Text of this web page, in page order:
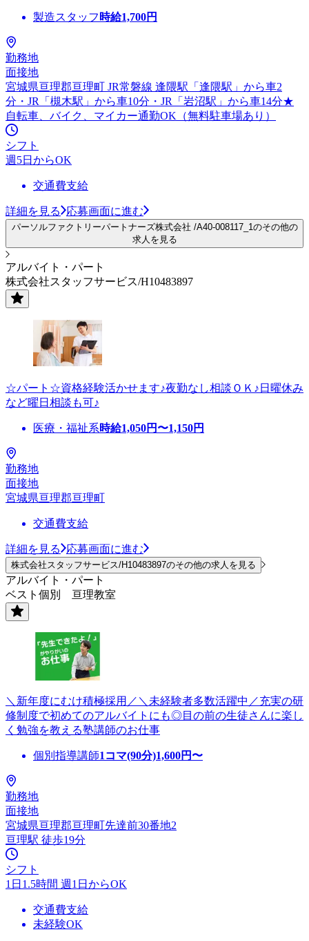
製造スタッフ 時給1,700円
勤務地
面接地
宮城県亘理郡亘理町 JR常磐線 逢隈駅「逢隈駅」から車2
分・JR「槻木駅」から車10分・JR「岩沼駅」から車14分★
自転車、バイク、マイカー通勤OK（無料駐車場あり）
シフト
週5日からOK
交通費支給
詳細を見る 応募画面に進む
パーソルファクトリーパートナーズ株式会社 /A40-008117_1のその他の
求人を見る
アルバイト・パート
株式会社スタッフサービス/H10483897
☆パート☆資格経験活かせます♪夜勤なし相談ＯＫ♪日曜休み
など曜日相談も可♪
医療・福祉系時給1,050円〜1,150円
勤務地
面接地
宮城県亘理郡亘理町
交通費支給
詳細を見る 応募画面に進む
株式会社スタッフサービス/H10483897のその他の求人を見る
アルバイト・パート
ベスト個別 亘理教室
＼新年度にむけ積極採用／＼未経験者多数活躍中／充実の研
修制度で初めてのアルバイトにも◎目の前の生徒さんに楽し
く勉強を教える塾講師のお仕事
個別指導講師1コマ(90分)1,600円〜
勤務地
面接地
宮城県亘理郡亘理町先達前30番地2
亘理駅 徒歩19分
シフト
1日1.5時間 週1日からOK
交通費支給
未経験OK